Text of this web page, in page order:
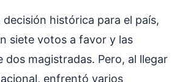
decisión histórica para el país,
siete votos a favor y las
dos magistradas. Pero, al llegar
enfrentó varios